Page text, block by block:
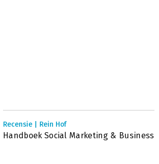
Recensie | Rein Hof
Handboek Social Marketing & Business